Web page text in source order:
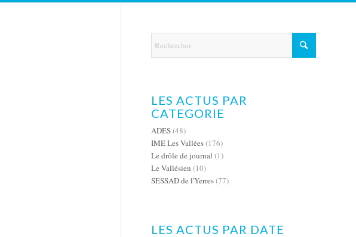
LES ACTUS PAR
CATEGORIE
ADES(48)
IME Les Vallées(176)
Le drôle de journal (1)
Le Vallésien (10)
SESSAD de l'Yerres(77)
LES ACTUS PAR DATE